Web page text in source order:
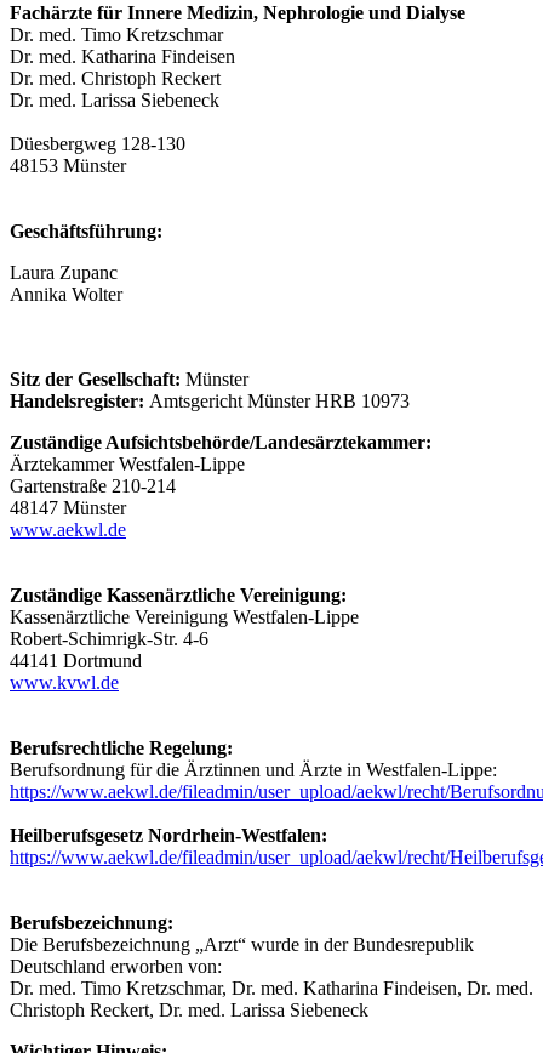
Fachärzte für Innere Medizin, Nephrologie und Dialyse
Dr. med. Timo Kretzschmar
Dr. med. Katharina Findeisen
Dr. med. Christoph Reckert
Dr. med. Larissa Siebeneck
Düesbergweg 128-130
48153 Münster
Geschäftsführung:
Laura Zupanc
Annika Wolter
Sitz der Gesellschaft: Münster
Handelsregister: Amtsgericht Münster HRB 10973
Zuständige Aufsichtsbehörde/Landesärztekammer:
Ärztekammer Westfalen-Lippe
Gartenstraße 210-214
48147 Münster
www.aekwl.de
Zuständige Kassenärztliche Vereinigung:
Kassenärztliche Vereinigung Westfalen-Lippe
Robert-Schimrigk-Str. 4-6
44141 Dortmund
www.kvwl.de
Berufsrechtliche Regelung:
Berufsordnung für die Ärztinnen und Ärzte in Westfalen-Lippe:
https://www.aekwl.de/fileadmin/user_upload/aekwl/recht/
Heilberufsgesetz Nordrhein-Westfalen:
https://www.aekwl.de/fileadmin/user_upload/aekwl/recht/
Berufsbezeichnung:
Die Berufsbezeichnung „Arzt“ wurde in der Bundesrepublik
Deutschland erworben von:
Dr. med. Timo Kretzschmar, Dr. med. Katharina Findeisen, Dr. med.
Christoph Reckert, Dr. med. Larissa Siebeneck